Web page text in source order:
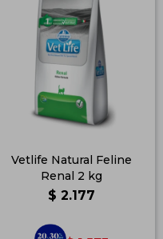
Vetlife Natural Feline
Renal 2 kg
$ 2.177